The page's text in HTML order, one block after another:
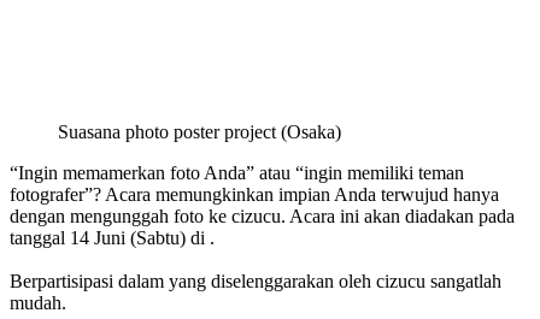
Suasana photo poster project (Osaka)
“Ingin memamerkan foto Anda” atau “ingin memiliki teman
fotografer”? Acara memungkinkan impian Anda terwujud hanya
dengan mengunggah foto ke cizucu. Acara ini akan diadakan pada
tanggal 14 Juni (Sabtu) di .
Berpartisipasi dalam yang diselenggarakan oleh cizucu sangatlah
mudah.